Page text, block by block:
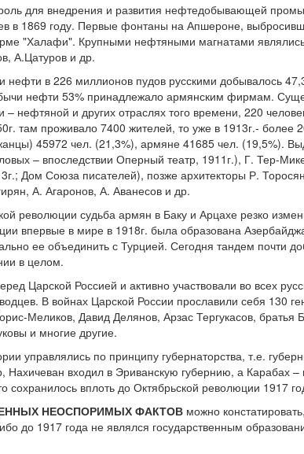
для внедрения и развития нефтедобывающей
в 1869 году. Первые фонтаны на Апшероне,
"Халафи". Крупными нефтяными магнатами
А.Цатуров и др.
нефти в 226 миллионов пудов русскими добывалось
нефти 53% принадлежало армянским фирмам.
нефтяной и других отраслях того времени, 220
там проживало 7400 жителей, то уже в 1913г.- более
45972 чел. (21,3%), армяне 41685 чел. (19,5%).
– впоследствии Оперный театр, 1911г.), Г. Тер-
Дом Союза писателей), позже архитекторы Р.
А. Агаронов, А. Аванесов и др.
революции судьба армян в Баку и Арцахе резко
впервые в мире в 1918г. была образована
ее объединить с Турцией. Сегодня тандем почти
в целом.
Царской Россией и активно участвовали во всех
В войнах Царской России прославили себя 130
Меликов, Давид Делянов, Арзас Тергукасов,
и многие другие.
управлялись по принципу губернаторства, т.е.
входил в Эриванскую губернию, а Карабах
сохранилось вплоть до Октябрьской революции 1917
НЕОСПОРИМЫХ ФАКТОВ можно
до 1917 года не являлся государственным